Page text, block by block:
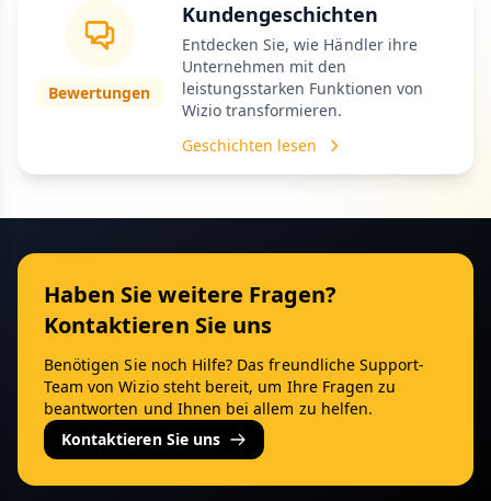
Bewertungen
Kundengeschichten
Entdecken Sie, wie Händler ihre
Unternehmen mit den
leistungsstarken Funktionen von
Wizio transformieren.
Geschichten lesen
Haben Sie weitere Fragen?
Kontaktieren Sie uns
Benötigen Sie noch Hilfe? Das freundliche Support-
Team von Wizio steht bereit, um Ihre Fragen zu
beantworten und Ihnen bei allem zu helfen.
Kontaktieren Sie uns